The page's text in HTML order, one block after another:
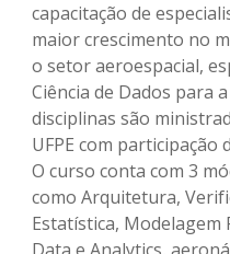
capacitação de
maior crescimento no
o setor aeroespacial,
Ciência de Dados para
disciplinas são
UFPE com
O curso conta com 3
como Arquitetura,
Estatística, Modelagem